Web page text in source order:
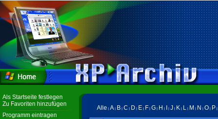
Als Startseite festlegen
Zu Favoriten hinzufügen
Programm eintragen
Alle A B C D E F G H J K L M N O P